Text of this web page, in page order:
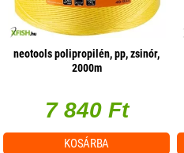
neotools polipropilén, pp, zsinór,
2000m
7 840 Ft
KOSÁRBA